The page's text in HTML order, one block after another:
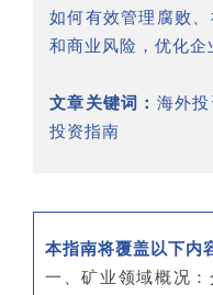
如何有效管理腐败
和商业风险，优化企
文章关键词： 海外投
投资指南
本指南将覆盖以下内
一、矿业领域概况